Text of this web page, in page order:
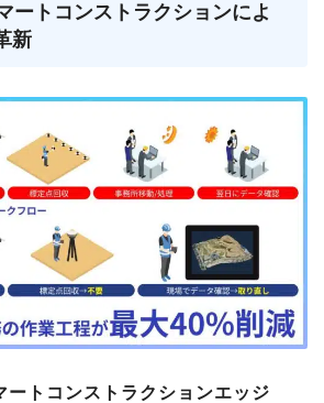
ートコンストラクションによ
新
トコンストラクションエッジ